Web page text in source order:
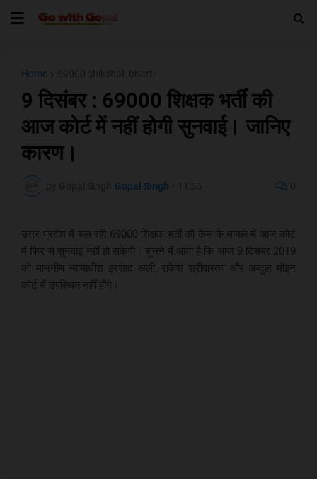
Home
9 दिसंबर : 69000 शिक्षक भर्ती की
आज कोर्ट में नहीं होगी सुनवाई। जानिए
कारण।
Gopal Singh
उत्तर प्रदेश में चल रही 69000 शिक्षक भर्ती की केस के मामले में आज कोर्ट
में फिर से सुनवाई नहीं हो सकेगी। सुनने में आया है कि आज 9 दिसंबर 2019
को माननीय न्यायाधीश इरशाद अली, राकेश श्रीवास्तव और अब्दुल मोइन
कोर्ट में उपस्थित नहीं होंगे।